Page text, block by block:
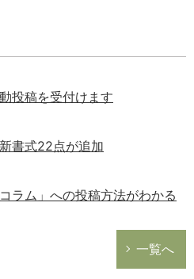
投稿を受付けます
書式22点が追加
ラム」への投稿方法がわかる
一覧へ